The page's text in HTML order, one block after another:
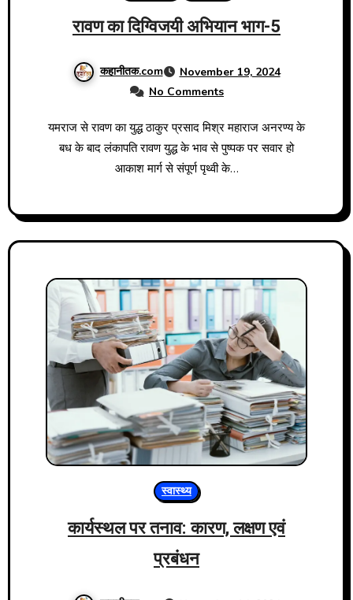
रावण का दिग्विजयी अभियान भाग-5
कहानीतक.com
November 19, 2024
No Comments
यमराज से रावण का युद्ध ठाकुर प्रसाद मिश्र महाराज अनरण्य के
बध के बाद लंकापति रावण युद्ध के भाव से पुष्पक पर सवार हो
आकाश मार्ग से संपूर्ण पृथ्वी के…
स्वास्थ्य
कार्यस्थल पर तनाव: कारण, लक्षण एवं
प्रबंधन